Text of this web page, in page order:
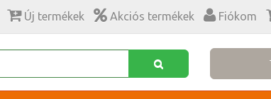
Új termékek Akciós termékek Fiókom